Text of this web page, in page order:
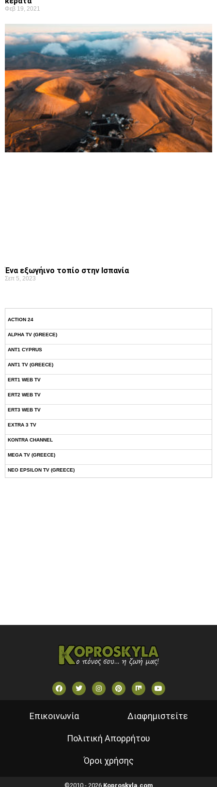
Φεβ 19, 2021
Ένα εξωγήινο τοπίο στην Ισπανία
Σεπ 5, 2023
ACTION 24
ALPHA TV (GREECE)
ANT1 CYPRUS
ANT1 TV (GREECE)
ERT1 WEB TV
ERT2 WEB TV
ERT3 WEB TV
EXTRA 3 TV
KONTRA CHANNEL
MEGA TV (GREECE)
NEO EPSILON TV (GREECE)
Επικοινωνία Διαφημιστείτε
Πολιτική Απορρήτου
Όροι χρήσης
©2010 - 2026 Koproskyla.com